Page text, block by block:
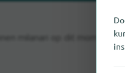
milanari op dit moment